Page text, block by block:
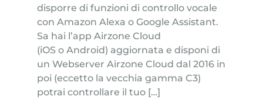
disporre di funzioni di controllo vocale
con Amazon Alexa o Google Assistant.
Sa hai l’app Airzone Cloud
(iOS o Android) aggiornata e disponi di
un Webserver Airzone Cloud dal 2016 in
poi (eccetto la vecchia gamma C3)
potrai controllare il tuo […]